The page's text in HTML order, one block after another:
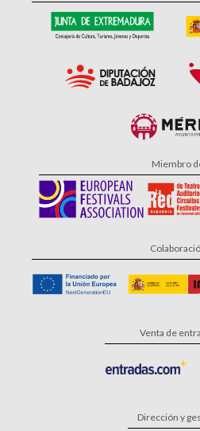
Miembro
Venta de
Dirección y